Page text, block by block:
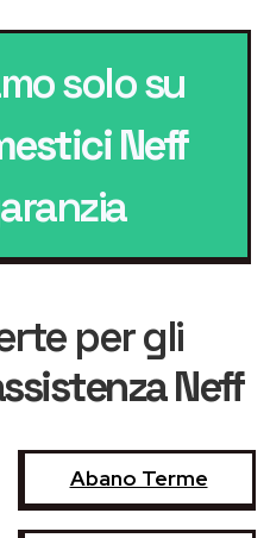
solo su
Neff
per gli
Neff
Abano Terme